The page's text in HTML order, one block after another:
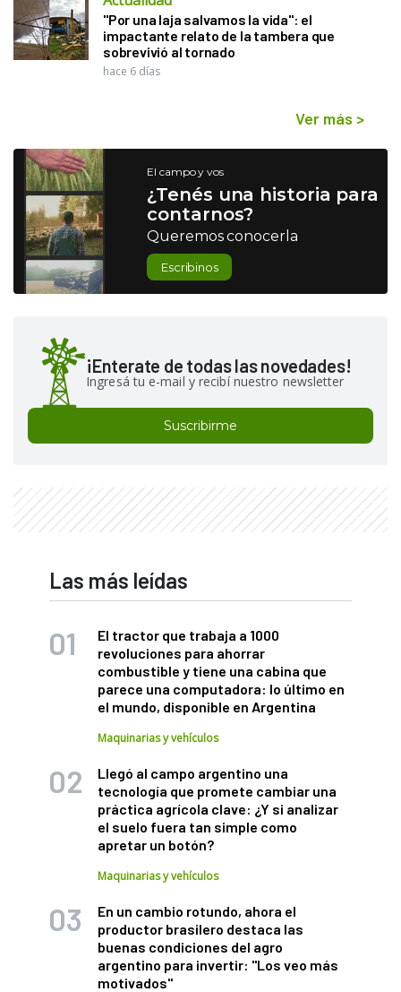
"Por una laja salvamos la vida": el
impactante relato de la tambera que
sobrevivió al tornado
hace 6 días
Ver más >
El campo y vos
¿Tenés una historia para
contarnos?
Queremos conocerla
Escribinos
¡Enterate de todas las novedades!
Ingresá tu e-mail y recibí nuestro newsletter
Suscribirme
Las más leídas
El tractor que trabaja a 1000
revoluciones para ahorrar
combustible y tiene una cabina que
parece una computadora: lo último en
el mundo, disponible en Argentina
Maquinarias y vehículos
Llegó al campo argentino una
tecnología que promete cambiar una
práctica agrícola clave: ¿Y si analizar
el suelo fuera tan simple como
apretar un botón?
Maquinarias y vehículos
En un cambio rotundo, ahora el
productor brasilero destaca las
buenas condiciones del agro
argentino para invertir: "Los veo más
motivados"